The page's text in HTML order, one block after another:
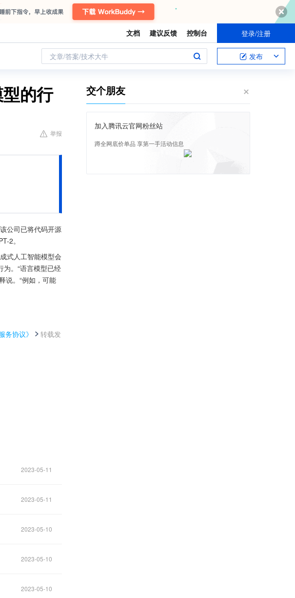
文档 建议反馈 控制台 登录/注册
文章/答案/技术大牛 发布
的行
举报
公司已将代码开源
2。
式人工智能模型会
为。“语言模型已经
说。“例如，可能
务协议》
转载发
2023-05-11
2023-05-11
2023-05-10
2023-05-10
2023-05-10
交个朋友
加入腾讯云官网粉丝站
蹲全网底价单品 享第一手活动信息